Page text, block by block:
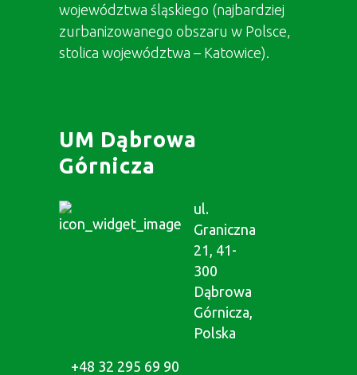
województwa śląskiego (najbardziej
zurbanizowanego obszaru w Polsce,
stolica województwa – Katowice).
UM Dąbrowa
Górnicza
ul.
Graniczna
21, 41-
300
Dąbrowa
Górnicza,
Polska
+48 32 295 69 90